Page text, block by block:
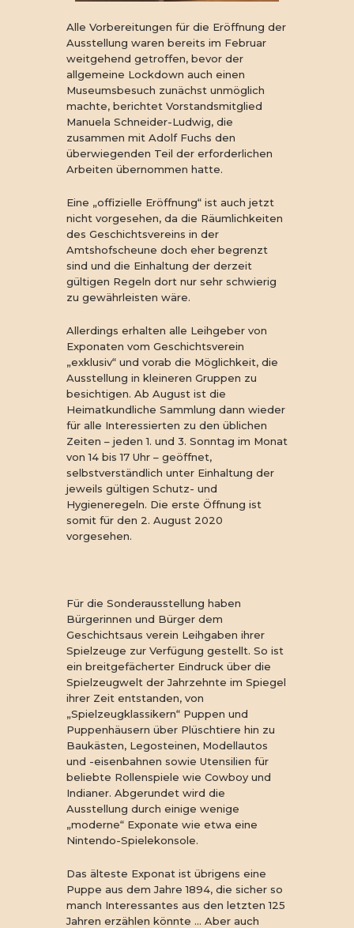
Alle Vorbereitungen für die Eröffnung der
Ausstellung waren bereits im Februar
weitgehend getroffen, bevor der
allgemeine Lockdown auch einen
Museumsbesuch zunächst unmöglich
machte, berichtet Vorstandsmitglied
Manuela Schneider-Ludwig, die
zusammen mit Adolf Fuchs den
überwiegenden Teil der erforderlichen
Arbeiten übernommen hatte.
Eine „offizielle Eröffnung“ ist auch jetzt
nicht vorgesehen, da die Räumlichkeiten
des Geschichtsvereins in der
Amtshofscheune doch eher begrenzt
sind und die Einhaltung der derzeit
gültigen Regeln dort nur sehr schwierig
zu gewährleisten wäre.
Allerdings erhalten alle Leihgeber von
Exponaten vom Geschichtsverein
„exklusiv“ und vorab die Möglichkeit, die
Ausstellung in kleineren Gruppen zu
besichtigen. Ab August ist die
Heimatkundliche Sammlung dann wieder
für alle Interessierten zu den üblichen
Zeiten – jeden 1. und 3. Sonntag im Monat
von 14 bis 17 Uhr – geöffnet,
selbstverständlich unter Einhaltung der
jeweils gültigen Schutz- und
Hygieneregeln. Die erste Öffnung ist
somit für den 2. August 2020
vorgesehen.
Für die Sonderausstellung haben
Bürgerinnen und Bürger dem
Geschichtsaus verein Leihgaben ihrer
Spielzeuge zur Verfügung gestellt. So ist
ein breitgefächerter Eindruck über die
Spielzeugwelt der Jahrzehnte im Spiegel
ihrer Zeit entstanden, von
„Spielzeugklassikern“ Puppen und
Puppenhäusern über Plüschtiere hin zu
Baukästen, Legosteinen, Modellautos
und -eisenbahnen sowie Utensilien für
beliebte Rollenspiele wie Cowboy und
Indianer. Abgerundet wird die
Ausstellung durch einige wenige
„moderne“ Exponate wie etwa eine
Nintendo-Spielekonsole.
Das älteste Exponat ist übrigens eine
Puppe aus dem Jahre 1894, die sicher so
manch Interessantes aus den letzten 125
Jahren erzählen könnte … Aber auch